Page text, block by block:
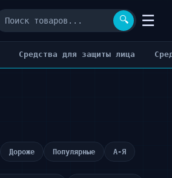
🔍 ☰
Cредства для защиты лица
Дороже Популярные А-Я